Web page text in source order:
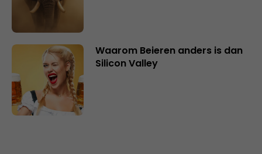
Waarom Beieren anders is dan
Silicon Valley